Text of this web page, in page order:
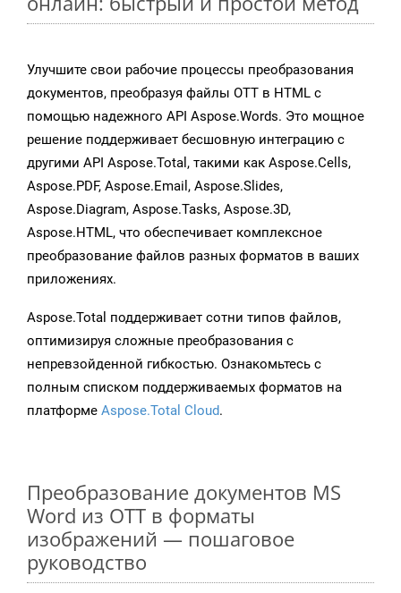
Улучшите свои рабочие процессы преобразования
документов, преобразуя файлы OTT в HTML с
помощью надежного API Aspose.Words. Это мощное
решение поддерживает бесшовную интеграцию с
другими API Aspose.Total, такими как Aspose.Cells,
Aspose.PDF, Aspose.Email, Aspose.Slides,
Aspose.Diagram, Aspose.Tasks, Aspose.3D,
Aspose.HTML, что обеспечивает комплексное
преобразование файлов разных форматов в ваших
приложениях.
Aspose.Total поддерживает сотни типов файлов,
оптимизируя сложные преобразования с
непревзойденной гибкостью. Ознакомьтесь с
полным списком поддерживаемых форматов на
платформе Aspose.Total Cloud.
Преобразование документов MS
Word из OTT в форматы
изображений — пошаговое
руководство